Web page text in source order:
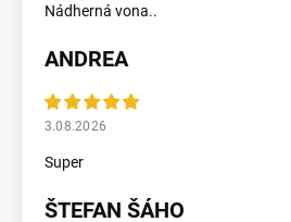
Nádherná vona..
ANDREA
3.08.2026
Super
ŠTEFAN ŠÁHO